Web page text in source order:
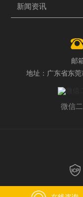
新闻资讯
邮
地址：广东省东
微信